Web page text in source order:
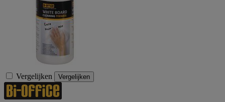
Vergelijken Vergelijken